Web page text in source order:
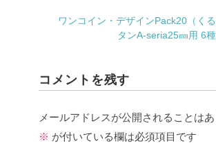
ワンコイン・デザインPack20（く
タンA-seria25㎜用 6種
コメントを残す
メールアドレスが公開されることはあ
※ が付いている欄は必須項目です